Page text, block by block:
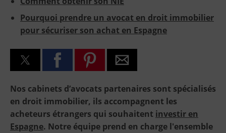
Pourquoi prendre un avocat en droit immobilier
pour sécuriser son achat en Espagne
Nos cabinets d’avocats partenaires sont spécialisés
en droit immobilier, ils accompagnent les
acheteurs étrangers qui souhaitent investir en
Espagne. Notre équipe prend en charge l'ensemble